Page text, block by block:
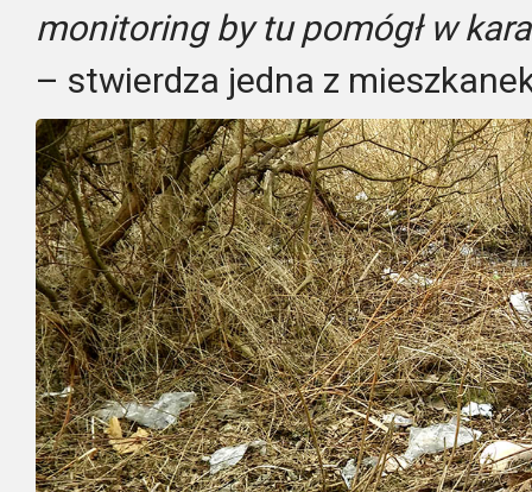
monitoring by tu pomógł w
– stwierdza jedna z